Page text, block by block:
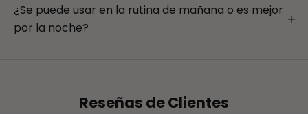
¿Se puede usar en la rutina de mañana o es mejor
por la noche?
Reseñas de Clientes